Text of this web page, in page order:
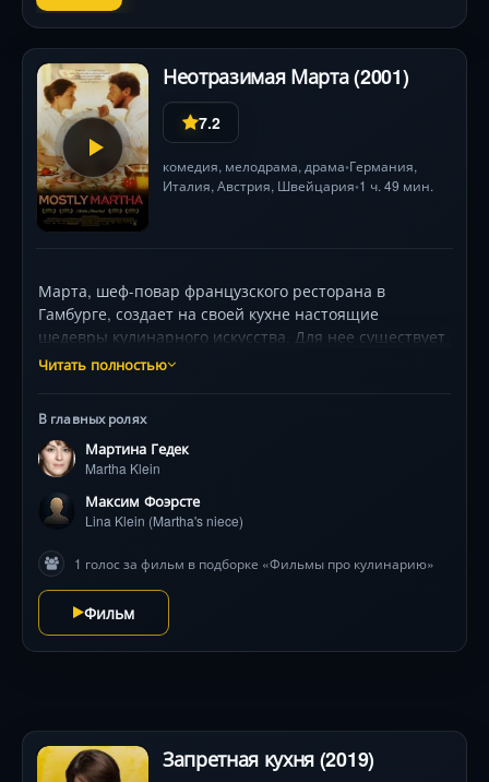
Неотразимая Марта (2001)
7.2
комедия, мелодрама, драма•Германия,
Италия, Австрия, Швейцария•1 ч. 49 мин.
Марта, шеф-повар французского ресторана в
Гамбурге, создает на своей кухне настоящие
шедевры кулинарного искусства. Для нее существует
только работа. Но, когда в автокатастрофе погибает
жизни возникает он — опасный конкурент Марты,
новый повар из Италии Марио, который
превращается в «лучшего друга» и «большого
папочку». Тем временем появляется настоящий отец
Лины…
Читать полностью
В главных ролях
Мартина Гедек
Martha Klein
Максим Фоэрсте
Lina Klein (Martha's niece)
1 голос за фильм в подборке «Фильмы про кулинарию»
Фильм
Запретная кухня (2019)